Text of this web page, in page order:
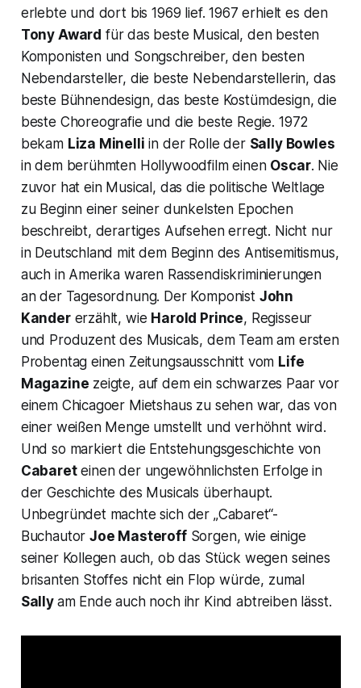
erlebte und dort bis 1969 lief. 1967 erhielt es den
Tony Award für das beste Musical, den besten
Komponisten und Songschreiber, den besten
Nebendarsteller, die beste Nebendarstellerin, das
beste Bühnendesign, das beste Kostümdesign, die
beste Choreografie und die beste Regie. 1972
bekam Liza Minelli in der Rolle der Sally Bowles
in dem berühmten Hollywoodfilm einen Oscar. Nie
zuvor hat ein Musical, das die politische Weltlage
zu Beginn einer seiner dunkelsten Epochen
beschreibt, derartiges Aufsehen erregt. Nicht nur
in Deutschland mit dem Beginn des Antisemitismus,
auch in Amerika waren Rassendiskriminierungen
an der Tagesordnung. Der Komponist John
Kandererzählt, wie Harold Prince, Regisseur
und Produzent des Musicals, dem Team am ersten
Probentag einen Zeitungsausschnitt vom Life
Magazine zeigte, auf dem ein schwarzes Paar vor
einem Chicagoer Mietshaus zu sehen war, das von
einer weißen Menge umstellt und verhöhnt wird.
Und so markiert die Entstehungsgeschichte von
Cabareteinen der ungewöhnlichsten Erfolge in
der Geschichte des Musicals überhaupt.
Unbegründet machte sich der „Cabaret“-
BuchautorJoe MasteroffSorgen, wie einige
seiner Kollegen auch, ob das Stück wegen seines
brisanten Stoffes nicht ein Flop würde, zumal
Sally am Ende auch noch ihr Kind abtreiben lässt.